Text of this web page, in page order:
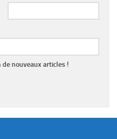
nouveaux articles !